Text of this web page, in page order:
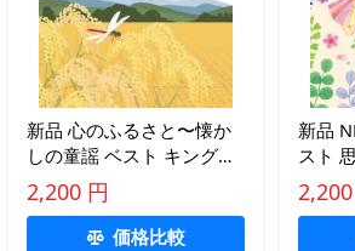
新品 心のふるさと〜懐か
しの童謡 ベスト キング・
ベスト・セレクト・ライブ
ラリー2025 / オムニバス
(CD) KICW7208
2,200 円
価格比較
新品
スト
グ・
イブラ
ス